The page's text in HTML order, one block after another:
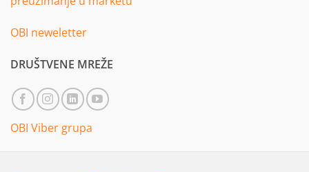
OBI neweletter
DRUŠTVENE MREŽE
OBI Viber grupa